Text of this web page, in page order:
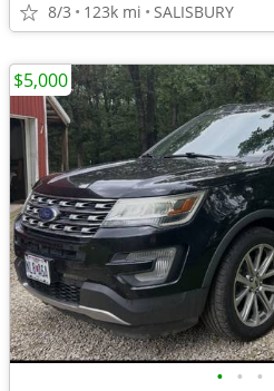
8/3 123k mi SALISBURY
• • •
$5,000